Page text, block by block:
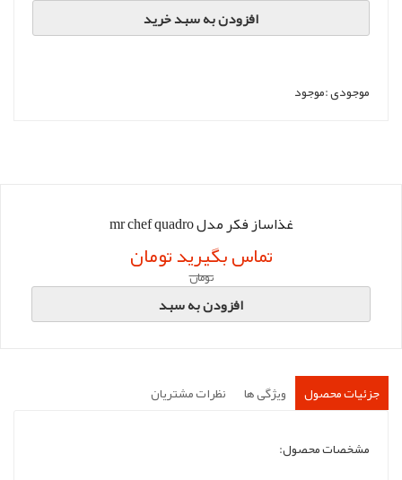
افزودن به سبد خرید
موجودی :موجود
غذاساز فکر مدل mr chef quadro
تماس بگیرید تومان
تومان
افزودن به سبد
جزئیات محصول ویژگی ها نظرات مشتریان
مشخصات محصول: